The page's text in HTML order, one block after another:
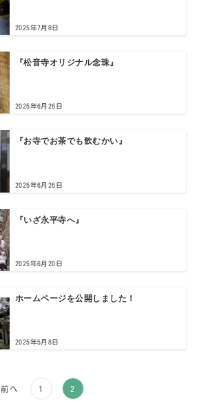
2025年7月8日
『松音寺オリジナル念珠』
2025年6月26日
『お寺でお茶でも飲むかい』
2025年6月26日
『いざ永平寺へ』
2025年6月20日
ホームページを公開しました！
2025年5月8日
前へ 1 2